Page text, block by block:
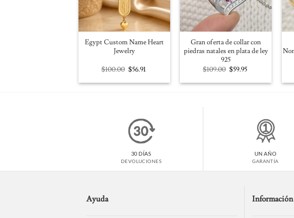
Egypt Custom Name Heart
Jewelry
$100.00 Original
price
was:
$56.91
is:
Gran oferta de collar con
piedras natales en plata de ley
925
$109.00 Original
price
was:
$59.95Current
is:
30 DÍAS
DEVOLUCIONES
UN AÑO
GARANTÍA
Ayuda Información